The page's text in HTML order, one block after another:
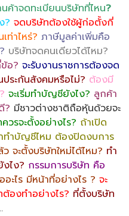
าจดทะเบียนบริษัทที่ไหน?
? จดบริษัทต้องใช้ผู้ก่อตั้งกี่
ท่าไหร่? ภาษีมูลค่าเพิ่มคือ
บริษัทจดคนเดียวได้ไหม?
อ? จะรับงานราชการต้องจด
ระกันสังคมหรือไม่? ต้องมี
จะเริ่มทำบัญชียังไง? ลูกค้า
? มีชาวต่างชาติถือหุ้นด้วยจะ
วรจะตั้งอย่างไร? ถ้าเปิด
ทำบัญชีไหม ต้องปิดงบการ
จะตั้งบริษัทใหม่ได้ไหม? ทำ
ไง? กรรมการบริษัท คือ
ะไร มีหน้าที่อย่างไร ? จะ
องทำอย่างไร? ที่ตั้งบริษัท